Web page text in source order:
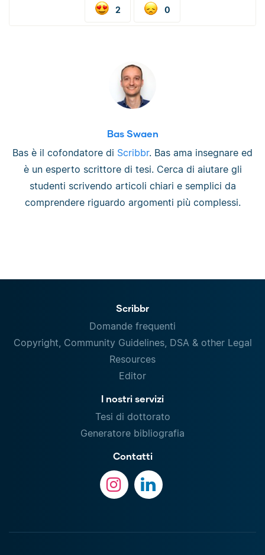
2 0
Bas Swaen
Bas è il cofondatore di Scribbr. Bas ama insegnare ed
è un esperto scrittore di tesi. Cerca di aiutare gli
studenti scrivendo articoli chiari e semplici da
comprendere riguardo argomenti più complessi.
Scribbr
Domande frequenti
Copyright, Community Guidelines, DSA & other Legal
Resources
Editor
I nostri servizi
Tesi di dottorato
Generatore bibliografia
Contatti